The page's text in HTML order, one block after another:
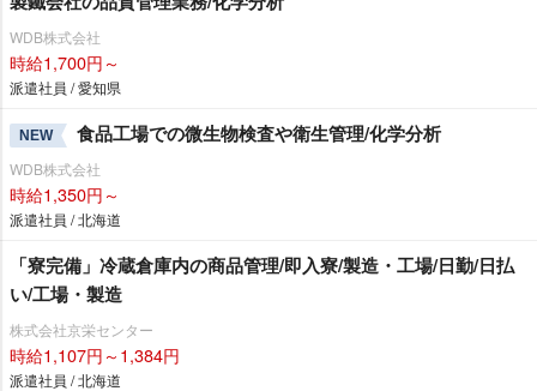
WDB株式会社
時給1,700円～
派遣社員 / 愛知県
NEW 食品工場での微生物検査や衛生管理/化学分析
WDB株式会社
時給1,350円～
派遣社員 / 北海道
「寮完備」冷蔵倉庫内の商品管理/即入寮/製造・工場/日勤/日払
い/工場・製造
株式会社京栄センター
時給1,107円～1,384円
派遣社員 / 北海道